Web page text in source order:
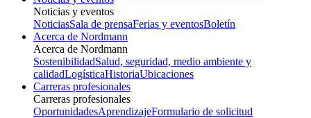
Noticias y eventos
NoticiasSala de prensaFerias y eventosBoletín
Acerca de Nordmann
Acerca de Nordmann
SostenibilidadSalud, seguridad, medio ambiente y
calidadLogísticaHistoriaUbicaciones
Carreras profesionales
Carreras profesionales
OportunidadesAprendizajeFormulario de solicitud